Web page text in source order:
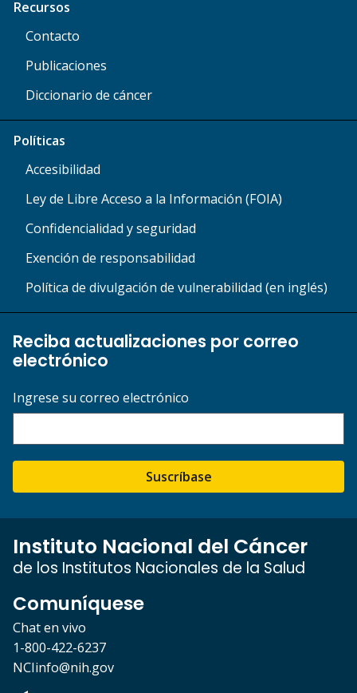
Recursos
Contacto
Publicaciones
Diccionario de cáncer
Políticas
Accesibilidad
Ley de Libre Acceso a la Información (FOIA)
Confidencialidad y seguridad
Exención de responsabilidad
Política de divulgación de vulnerabilidad (en inglés)
Reciba actualizaciones por correo
electrónico
Ingrese su correo electrónico
Suscríbase
Instituto Nacional del Cáncer
de los Institutos Nacionales de la Salud
Comuníquese
Chat en vivo
1-800-422-6237
NCIinfo@nih.gov